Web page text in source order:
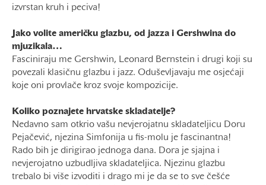
izvrstan kruh i peciva!
Jako volite američku glazbu, od jazza i Gershwina do
mjuzikala…
Fasciniraju me Gershwin, Leonard Bernstein i drugi koji su
povezali klasičnu glazbu i jazz. Oduševljavaju me osjećaji
koje oni provlače kroz svoje kompozicije.
Koliko poznajete hrvatske skladatelje?
Nedavno sam otkrio vašu nevjerojatnu skladateljicu Doru
Pejačević, njezina Simfonija u fis-molu je fascinantna!
Rado bih je dirigirao jednoga dana. Dora je sjajna i
nevjerojatno uzbudljiva skladateljica. Njezinu glazbu
trebalo bi više izvoditi i drago mi je da se to sve češće